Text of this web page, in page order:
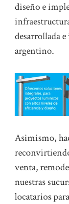
diseño e
desarrollada
argentino.
Asimismo,
venta,
nuestras
locatarios